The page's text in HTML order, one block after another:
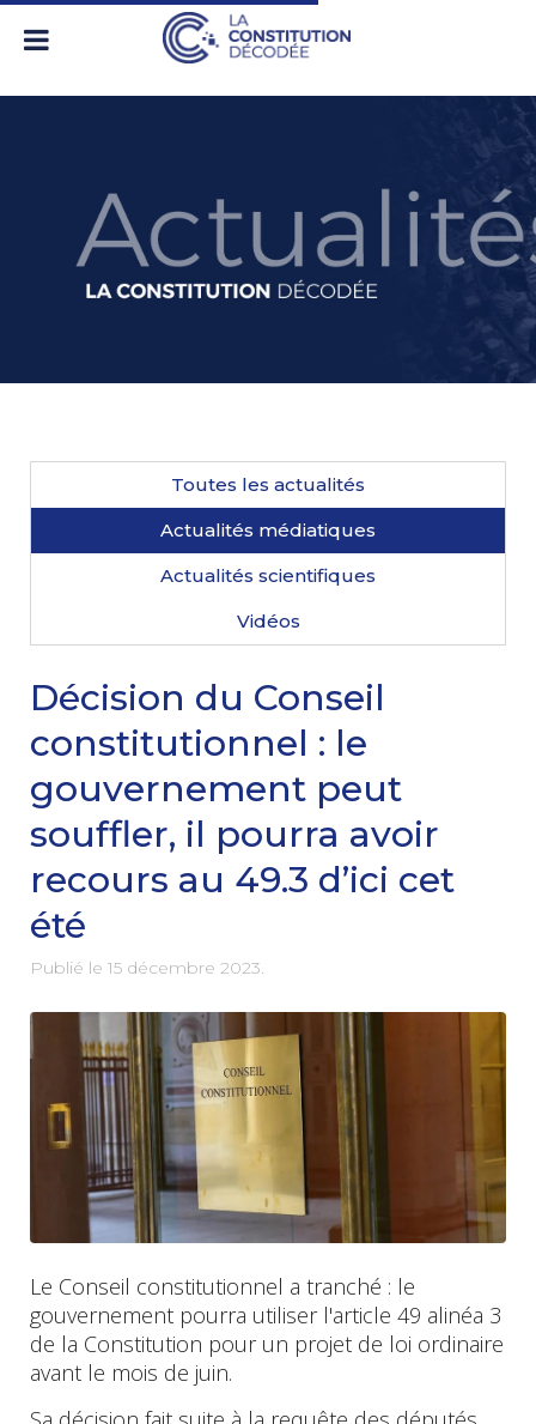
Toutes les actualités
Actualités médiatiques
Actualités scientifiques
Vidéos
Décision du Conseil
constitutionnel : le
gouvernement peut
souffler, il pourra avoir
recours au 49.3 d’ici cet
été
Publié le 15 décembre 2023.
Le Conseil constitutionnel a tranché : le
gouvernement pourra utiliser l'article 49 alinéa 3
de la Constitution pour un projet de loi ordinaire
avant le mois de juin.